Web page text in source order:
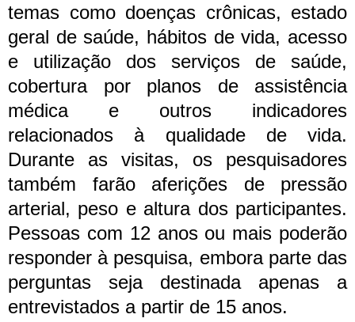
temas como doenças crônicas, estado
geral de saúde, hábitos de vida, acesso
e utilização dos serviços de saúde,
cobertura por planos de assistência
médica e outros indicadores
relacionados à qualidade de vida.
Durante as visitas, os pesquisadores
também farão aferições de pressão
arterial, peso e altura dos participantes.
Pessoas com 12 anos ou mais poderão
responder à pesquisa, embora parte das
perguntas seja destinada apenas a
entrevistados a partir de 15 anos.